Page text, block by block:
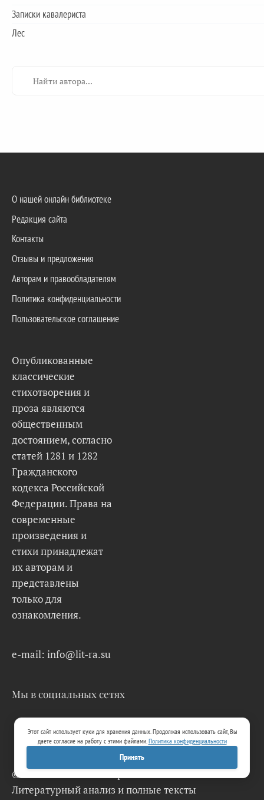
Записки кавалериста
Лес
О нашей онлайн библиотеке
Редакция сайта
Контакты
Отзывы и предложения
Авторам и правообладателям
Политика конфиденциальности
Пользовательское соглашение
Опубликованные
классические
стихотворения и
проза являются
общественным
достоянием, согласно
статей 1281 и 1282
Гражданского
кодекса Российской
Федерации. Права на
современные
произведения и
стихи принадлежат
их авторам и
представлены
только для
ознакомления.
e-mail: info@lit-ra.su
Мы в социальных сетях
© 2026 Lit-Ra.su. Электронная библиотека.
Литературный анализ и полные тексты
Этот сайт использует куки для хранения данных. Продолжая использовать сайт, Вы
даете согласие на работу с этими файлами.Политика конфиденциальности
Принять